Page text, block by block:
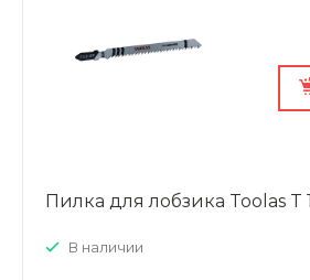
Пилка для лобзика Toolas T
В наличии